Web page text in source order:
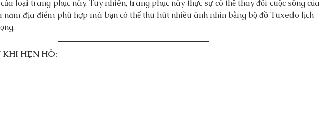
loại trang phục này. Tuy nhiên, trang phục này thực sự có thể thay đổi cuộc sống của
năm địa điểm phù hợp mà bạn có thể thu hút nhiều ánh nhìn bằng bộ đồ Tuxedo lịch
KHI HẸN HÒ: